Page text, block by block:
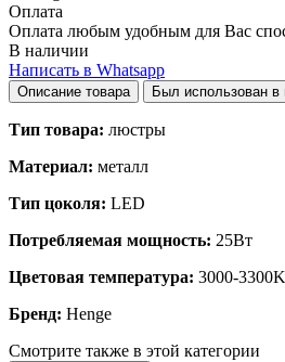
Оплата
Оплата любым удобным для Вас
В наличии
Написать в Whatsapp
Описание товара Был использован
Тип товара: люстры
Материал: металл
Тип цоколя: LED
Потребляемая мощность: 25Вт
Цветовая температура: 3000-
Бренд: Henge
Смотрите также в этой категории